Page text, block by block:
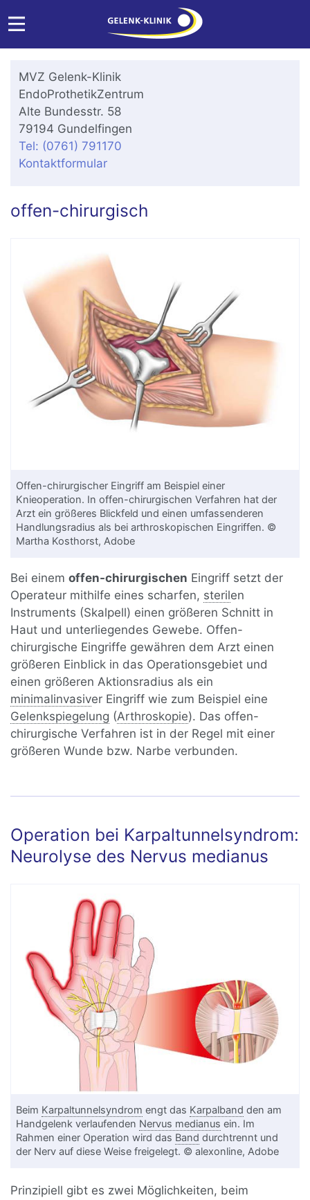
MVZ Gelenk-Klinik
EndoProthetikZentrum
Alte Bundesstr. 58
79194 Gundelfingen
Tel: (0761) 791170
Kontaktformular
offen-chirurgisch
Offen-chirurgischer Eingriff am Beispiel einer
Knieoperation. In offen-chirurgischen Verfahren hat der
Arzt ein größeres Blickfeld und einen umfassenderen
Handlungsradius als bei arthroskopischen Eingriffen. ©
Martha Kosthorst, Adobe
Bei einemoffen-chirurgischen Eingriff setzt der
Operateur mithilfe eines scharfen, sterilen
Instruments (Skalpell) einen größeren Schnitt in
Haut und unterliegendes Gewebe. Offen-
chirurgische Eingriffe gewähren dem Arzt einen
größeren Einblick in das Operationsgebiet und
einen größeren Aktionsradius als ein
minimalinvasiver Eingriff wie zum Beispiel eine
Gelenkspiegelung (Arthroskopie). Das offen-
chirurgische Verfahren ist in der Regel mit einer
größeren Wunde bzw. Narbe verbunden.
Operation bei Karpaltunnelsyndrom:
Neurolyse des Nervus medianus
Beim Karpaltunnelsyndrom engt das Karpalband den am
Handgelenk verlaufenden Nervus medianus ein. Im
Rahmen einer Operation wird das Band durchtrennt und
der Nerv auf diese Weise freigelegt. © alexonline, Adobe
Prinzipiell gibt es zwei Möglichkeiten, beim